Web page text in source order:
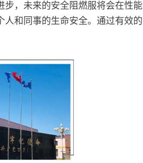
步，未来的安全阻燃服将会在性能
和同事的生命安全。通过有效的